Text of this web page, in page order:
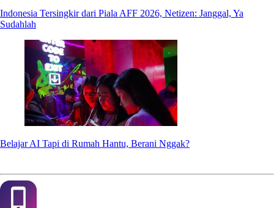
Indonesia Tersingkir dari Piala AFF 2026, Netizen: Janggal, Ya
Sudahlah
Belajar AI Tapi di Rumah Hantu, Berani Nggak?